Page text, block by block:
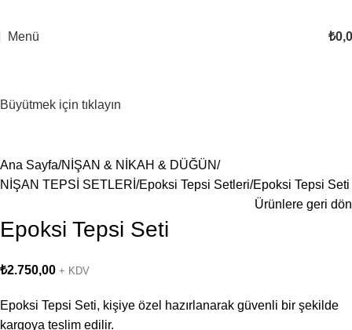
Menü ₺
Büyütmek için tıklayın
Ana Sayfa NİŞAN & NİKAH & DÜĞÜN
NİŞAN TEPSİ SETLERİ Epoksi Tepsi Setleri Epoksi Tepsi Seti
Ürünlere geri dön
Epoksi Tepsi Seti
₺2.750,00 + KDV
Epoksi Tepsi Seti, kişiye özel hazırlanarak güvenli bir şekilde
kargoya teslim edilir.